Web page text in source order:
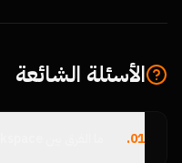
الأسئلة الشائعة
01
.